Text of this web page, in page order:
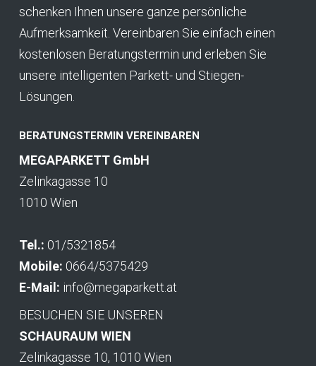
schenken Ihnen unsere ganze persönliche
Aufmerksamkeit. Vereinbaren Sie einfach einen
kostenlosen Beratungstermin und erleben Sie
unsere intelligenten Parkett- und Stiegen-
Lösungen.
BERATUNGSTERMIN VEREINBAREN
MEGAPARKETT GmbH
Zelinkagasse 10
1010 Wien
Tel.: 01/5321854
Mobile: 0664/5375429
E-Mail: info@megaparkett.at
BESUCHEN SIE UNSEREN
SCHAURAUM WIEN
Zelinkagasse 10, 1010 Wien